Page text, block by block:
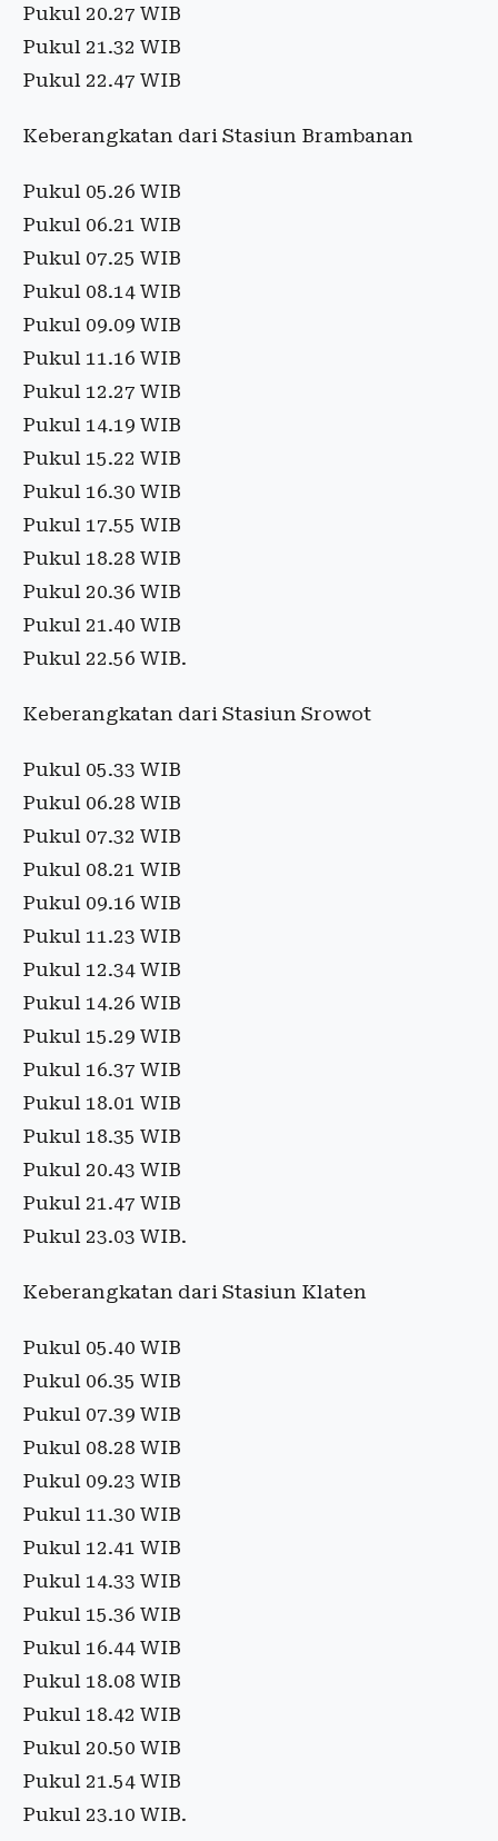
Pukul 20.27 WIB
Pukul 21.32 WIB
Pukul 22.47 WIB
Keberangkatan dari Stasiun Brambanan
Pukul 05.26 WIB
Pukul 06.21 WIB
Pukul 07.25 WIB
Pukul 08.14 WIB
Pukul 09.09 WIB
Pukul 11.16 WIB
Pukul 12.27 WIB
Pukul 14.19 WIB
Pukul 15.22 WIB
Pukul 16.30 WIB
Pukul 17.55 WIB
Pukul 18.28 WIB
Pukul 20.36 WIB
Pukul 21.40 WIB
Pukul 22.56 WIB.
Keberangkatan dari Stasiun Srowot
Pukul 05.33 WIB
Pukul 06.28 WIB
Pukul 07.32 WIB
Pukul 08.21 WIB
Pukul 09.16 WIB
Pukul 11.23 WIB
Pukul 12.34 WIB
Pukul 14.26 WIB
Pukul 15.29 WIB
Pukul 16.37 WIB
Pukul 18.01 WIB
Pukul 18.35 WIB
Pukul 20.43 WIB
Pukul 21.47 WIB
Pukul 23.03 WIB.
Keberangkatan dari Stasiun Klaten
Pukul 05.40 WIB
Pukul 06.35 WIB
Pukul 07.39 WIB
Pukul 08.28 WIB
Pukul 09.23 WIB
Pukul 11.30 WIB
Pukul 12.41 WIB
Pukul 14.33 WIB
Pukul 15.36 WIB
Pukul 16.44 WIB
Pukul 18.08 WIB
Pukul 18.42 WIB
Pukul 20.50 WIB
Pukul 21.54 WIB
Pukul 23.10 WIB.